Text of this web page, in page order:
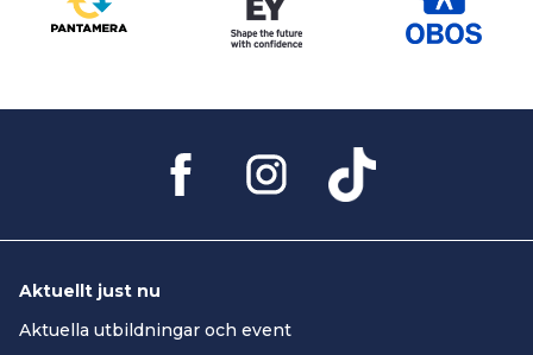
Aktuellt just nu
Aktuella utbildningar och event